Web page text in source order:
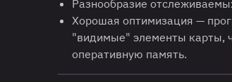
Разнообразие
Хорошая оптимизация —
"видимые" элементы карты,
оперативную память.